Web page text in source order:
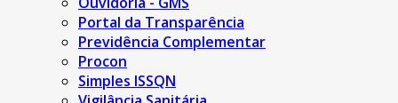
Portal da Transparência
Previdência Complementar
Procon
Simples ISSQN